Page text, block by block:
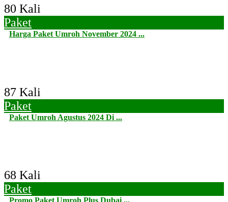
80 Kali
Paket
Harga Paket Umroh November 2024 ...
87 Kali
Paket
Paket Umroh Agustus 2024 Di ...
68 Kali
Paket